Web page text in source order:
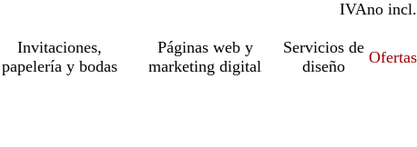
IVAincl.
no incl.
Invitaciones,
papelería y bodas
Páginas web y
marketing digital
Servicios de
diseño
Ofertas